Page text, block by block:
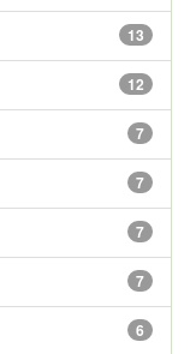
13
12
7
7
7
7
6